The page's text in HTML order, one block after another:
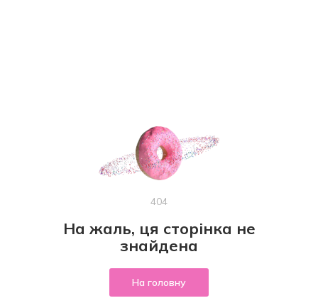
404
На жаль, ця сторінка не
знайдена
На головну